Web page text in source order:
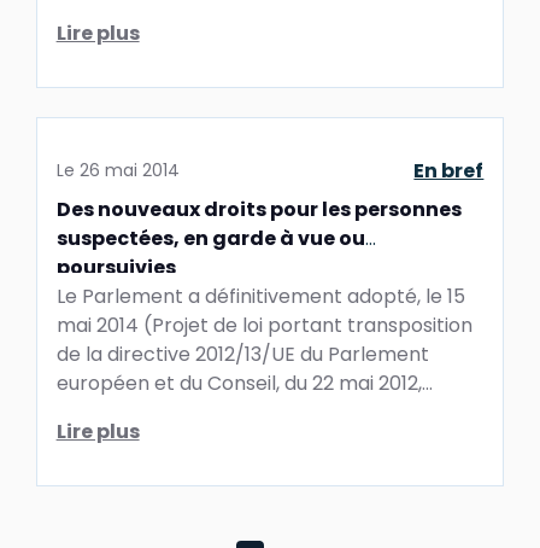
Lire plus
Le 26 mai 2014
En bref
Des nouveaux droits pour les personnes
suspectées, en garde à vue ou
poursuivies
Le Parlement a définitivement adopté, le 15
mai 2014 (Projet de loi portant transposition
de la directive 2012/13/UE du Parlement
européen et du Conseil, du 22 mai 2012,
Lire plus